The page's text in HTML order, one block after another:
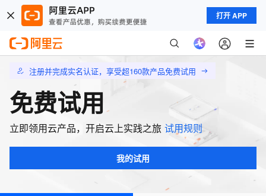
打开 APP
注册并完成实名认证，享受超160款产品免费试用
免费试用
立即领用云产品，开启云上实践之旅 试用规则
我的试用